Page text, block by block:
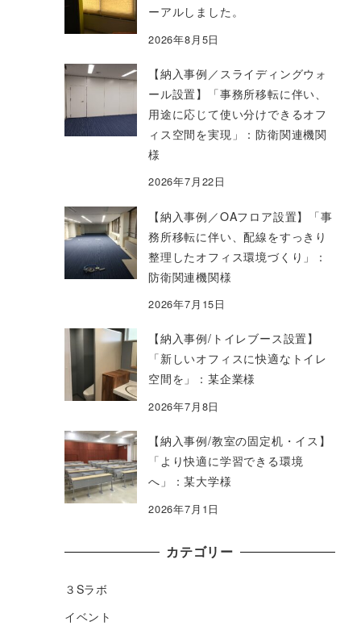
ーアルしました。
2026年8月5日
【納入事例／スライディングウォ
ール設置】「事務所移転に伴い、
用途に応じて使い分けできるオフ
ィス空間を実現」：防衛関連機関
様
2026年7月22日
【納入事例／OAフロア設置】「事
務所移転に伴い、配線をすっきり
整理したオフィス環境づくり」：
防衛関連機関様
2026年7月15日
【納入事例/トイレブース設置】
「新しいオフィスに快適なトイレ
空間を」：某企業様
2026年7月8日
【納入事例/教室の固定机・イス】
「より快適に学習できる環境
へ」：某大学様
2026年7月1日
カテゴリー
３Sラボ
イベント